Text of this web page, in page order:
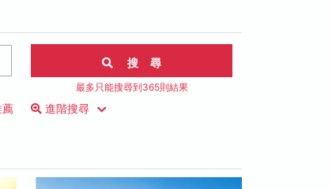
搜 尋
最多只能搜尋到365則結果
進階搜尋